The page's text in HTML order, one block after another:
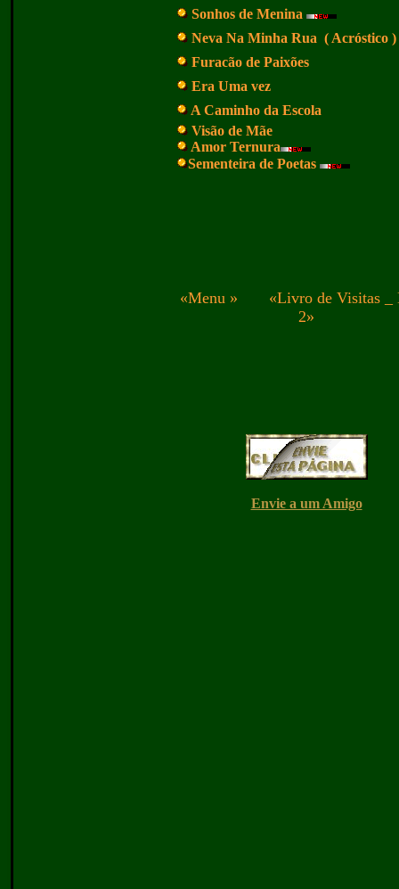
Sonhos de Menina
Neva Na Minha Rua ( Acróstico )
Furacão de Paixões
Era Uma vez
A Caminho da Escola
Visão de Mãe
Amor Ternura
Sementeira de Poetas
«Menu » «Livro de Visitas
2»
Envie a um Amigo